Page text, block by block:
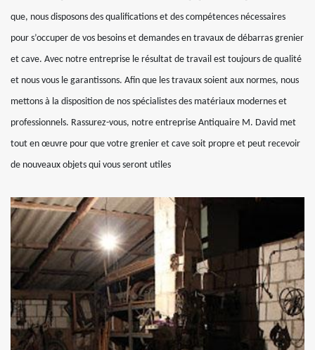
que, nous disposons des qualifications et des compétences nécessaires
pour s’occuper de vos besoins et demandes en travaux de débarras grenier
et cave. Avec notre entreprise le résultat de travail est toujours de qualité
et nous vous le garantissons. Afin que les travaux soient aux normes, nous
mettons à la disposition de nos spécialistes des matériaux modernes et
professionnels. Rassurez-vous, notre entreprise Antiquaire M. David met
tout en œuvre pour que votre grenier et cave soit propre et peut recevoir
de nouveaux objets qui vous seront utiles